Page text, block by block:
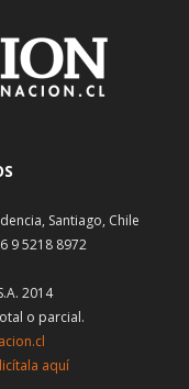
Santiago, Chile
9 5218 8972
2014
o parcial.
aquí